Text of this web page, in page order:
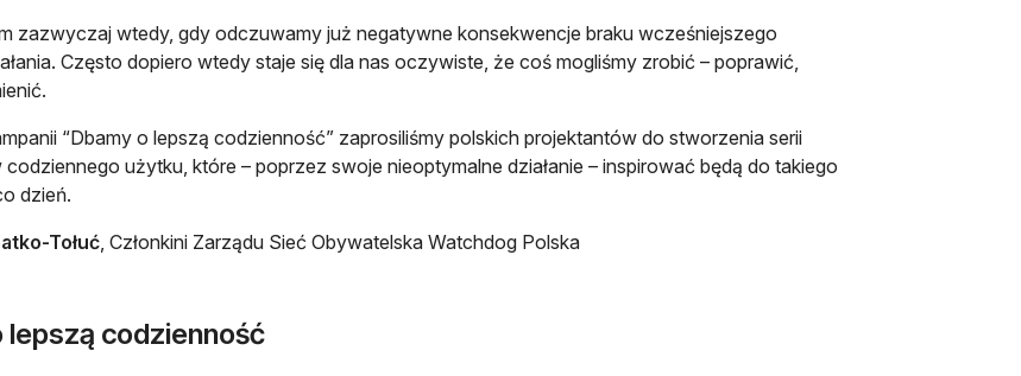
zazwyczaj wtedy, gdy odczuwamy już negatywne konsekwencje braku wcześniejszego
Często dopiero wtedy staje się dla nas oczywiste, że coś mogliśmy zrobić – poprawić,
“Dbamy o lepszą codzienność” zaprosiliśmy polskich projektantów do stworzenia serii
użytku, które – poprzez swoje nieoptymalne działanie – inspirować będą do takiego
dzień.
Tołuć, Członkini Zarządu Sieć Obywatelska Watchdog Polska
lepszą codzienność